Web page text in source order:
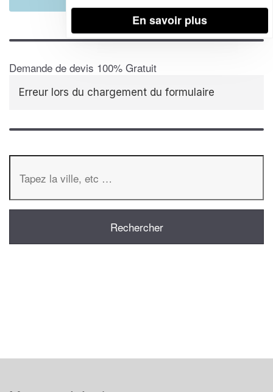
Leaflet| Map data ©OpenStreetMap contributors,CC-BY-SA
Demande de devis 100% Gratuit
Erreur lors du chargement du formulaire
En savoir plus